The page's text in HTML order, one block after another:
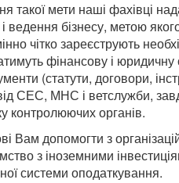
такої мети наші фахівці
ведення бізнесу, метою
чітко зареєструють
фінансову і юридичну
(статути, договори,
СЕС, МНС і ветслужби,
контролюючих органів.
Вам допомогти з
з іноземними
системи оподаткування.